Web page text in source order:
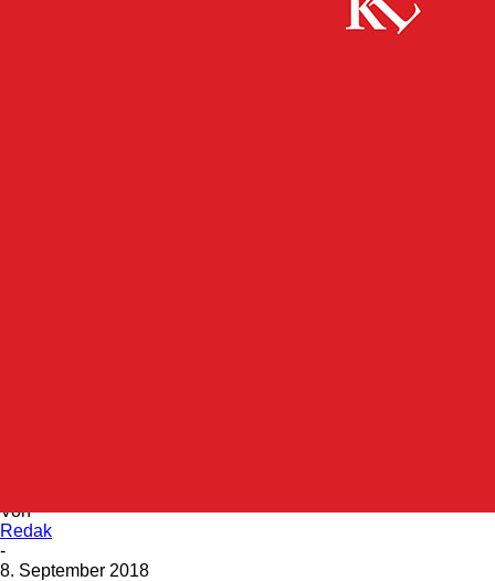
Von
Redak
-
8. September 2018